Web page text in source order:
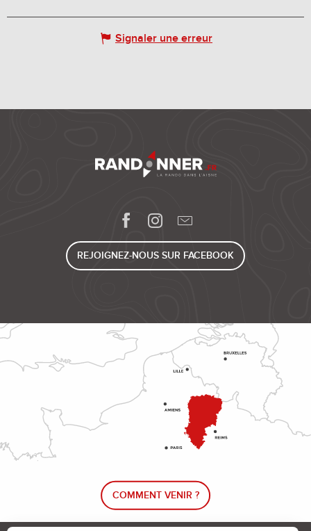
Signaler une erreur
REJOIGNEZ-NOUS SUR FACEBOOK
COMMENT VENIR ?